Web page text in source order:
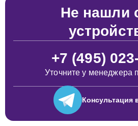
Не нашли
+7 (495)
Уточните у менеджера
Консультация